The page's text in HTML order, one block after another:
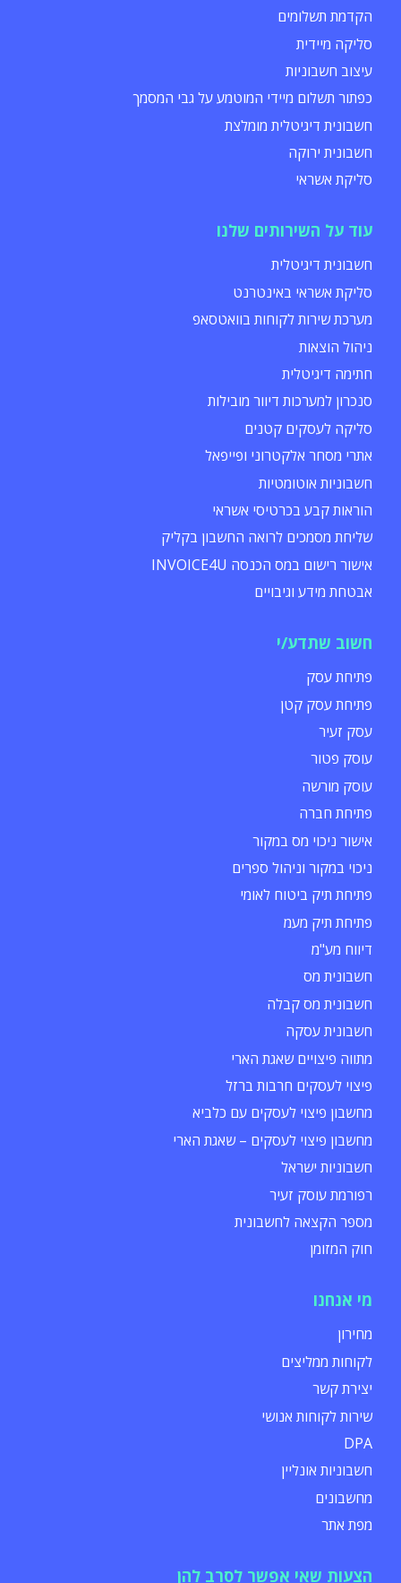
הקדמת תשלומים
סליקה מיידית
עיצוב חשבוניות
כפתור תשלום מיידי המוטמע על גבי המסמך
חשבונית דיגיטלית מומלצת
חשבונית ירוקה
סליקת אשראי
עוד על השירותים שלנו
חשבונית דיגיטלית
סליקת אשראי באינטרנט
מערכת שירות לקוחות בוואטסאפ
ניהול הוצאות
חתימה דיגיטלית
סנכרון למערכות דיוור מובילות
סליקה לעסקים קטנים
אתרי מסחר אלקטרוני ופייפאל
חשבוניות אוטומטיות
הוראות קבע בכרטיסי אשראי
שליחת מסמכים לרואה החשבון בקליק
אישור רישום במס הכנסה INVOICE4U
אבטחת מידע וגיבויים
חשוב שתדע/י
פתיחת עסק
פתיחת עסק קטן
עסק זעיר
עוסק פטור
עוסק מורשה
פתיחת חברה
אישור ניכוי מס במקור
ניכוי במקור וניהול ספרים
פתיחת תיק ביטוח לאומי
פתיחת תיק מעמ
דיווח מע"מ
חשבונית מס
חשבונית מס קבלה
חשבונית עסקה
מתווה פיצויים שאגת הארי
פיצוי לעסקים חרבות ברזל
מחשבון פיצוי לעסקים עם כלביא
מחשבון פיצוי לעסקים – שאגת הארי
חשבוניות ישראל
רפורמת עוסק זעיר
מספר הקצאה לחשבונית
חוק המזומן
מי אנחנו
מחירון
לקוחות ממליצים
יצירת קשר
שירות לקוחות אנושי
DPA
חשבוניות אונליין
מחשבונים
מפת אתר
הצעות שאי אפשר לסרב להן